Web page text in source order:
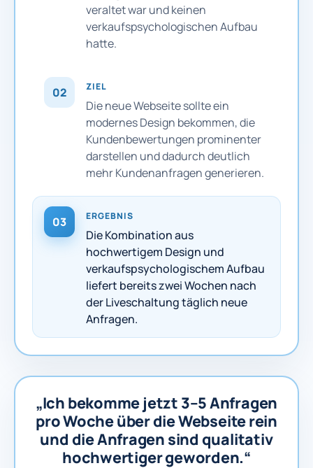
veraltet war und keinen
verkaufspsychologischen Aufbau
hatte.
02 ZIEL
Die neue Webseite sollte ein
modernes Design bekommen, die
Kundenbewertungen prominenter
darstellen und dadurch deutlich
mehr Kundenanfragen generieren.
03 ERGEBNIS
Die Kombination aus
hochwertigem Design und
verkaufspsychologischem Aufbau
liefert bereits zwei Wochen nach
der Liveschaltung täglich neue
Anfragen.
„Ich bekomme jetzt 3–5 Anfragen
pro Woche über die Webseite rein
und die Anfragen sind qualitativ
hochwertiger geworden.“